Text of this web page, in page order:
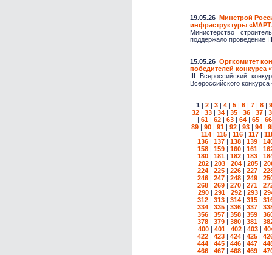
19.05.26 Минстрой
инфраструктуры
Министерство
поддержало проведение
15.05.26 Оргкомитет
победителей конкурса
III Всероссийский
Всероссийского
1 | 2 | 3 | 4 | 5 | 6 | 7 | 8 | 9
32 | 33 | 34 | 35 | 36 | 37 |
| 61 | 62 | 63 | 64 | 65 | 66
89 | 90 | 91 | 92 | 93 | 94 |
114 | 115 | 116 | 117 |
136 | 137 | 138 | 139 |
158 | 159 | 160 | 161 |
180 | 181 | 182 | 183 |
202 | 203 | 204 | 205 |
224 | 225 | 226 | 227 |
246 | 247 | 248 | 249 |
268 | 269 | 270 | 271 |
290 | 291 | 292 | 293 |
312 | 313 | 314 | 315 |
334 | 335 | 336 | 337 |
356 | 357 | 358 | 359 |
378 | 379 | 380 | 381 |
400 | 401 | 402 | 403 |
422 | 423 | 424 | 425 |
444 | 445 | 446 | 447 |
466 | 467 | 468 | 469 |